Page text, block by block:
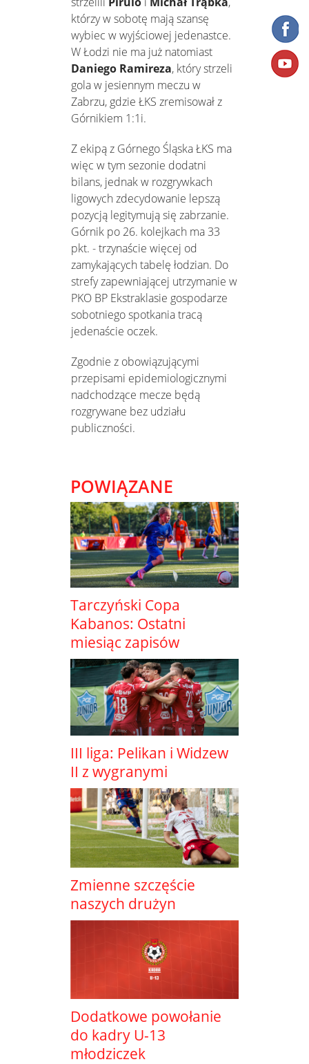
którzy w sobotę mają szansę
wybiec w wyjściowej jedenastce.
W Łodzi nie ma już natomiast
Daniego Ramireza, który strzeli
gola w jesiennym meczu w
Zabrzu, gdzie ŁKS zremisował z
Górnikiem 1:1i.
Z ekipą z Górnego Śląska ŁKS ma
więc w tym sezonie dodatni
bilans, jednak w rozgrywkach
ligowych zdecydowanie lepszą
pozycją legitymują się zabrzanie.
Górnik po 26. kolejkach ma 33
pkt. - trzynaście więcej od
zamykających tabelę łodzian. Do
strefy zapewniającej utrzymanie w
PKO BP Ekstraklasie gospodarze
sobotniego spotkania tracą
jedenaście oczek.
Zgodnie z obowiązującymi
przepisami epidemiologicznymi
nadchodzące mecze będą
rozgrywane bez udziału
publiczności.
POWIĄZANE
Tarczyński Copa
Kabanos: Ostatni
miesiąc zapisów
III liga: Pelikan i Widzew
II z wygranymi
Zmienne szczęście
naszych drużyn
Dodatkowe powołanie
do kadry U-13
młodziczek